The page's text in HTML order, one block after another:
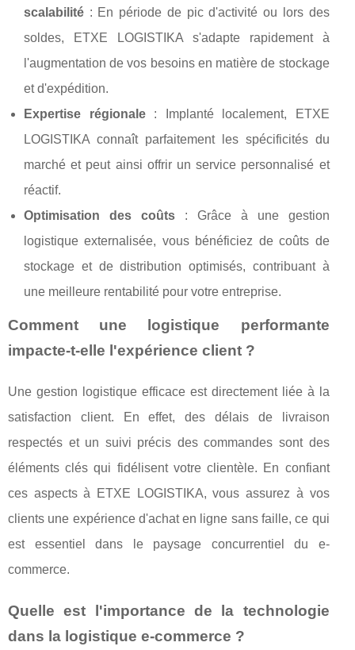
scalabilité : En période de pic d'activité ou lors des
soldes, ETXE LOGISTIKA s'adapte rapidement à
l'augmentation de vos besoins en matière de stockage
et d'expédition.
Expertise régionale: Implanté localement, ETXE
LOGISTIKA connaît parfaitement les spécificités du
marché et peut ainsi offrir un service personnalisé et
réactif.
Optimisation des coûts: Grâce à une gestion
logistique externalisée, vous bénéficiez de coûts de
stockage et de distribution optimisés, contribuant à
une meilleure rentabilité pour votre entreprise.
Comment une logistique performante
impacte-t-elle l'expérience client ?
Une gestion logistique efficace est directement liée à la
satisfaction client. En effet, des délais de livraison
respectés et un suivi précis des commandes sont des
éléments clés qui fidélisent votre clientèle. En confiant
ces aspects à ETXE LOGISTIKA, vous assurez à vos
clients une expérience d'achat en ligne sans faille, ce qui
est essentiel dans le paysage concurrentiel du e-
commerce.
Quelle est l'importance de la technologie
dans la logistique e-commerce ?